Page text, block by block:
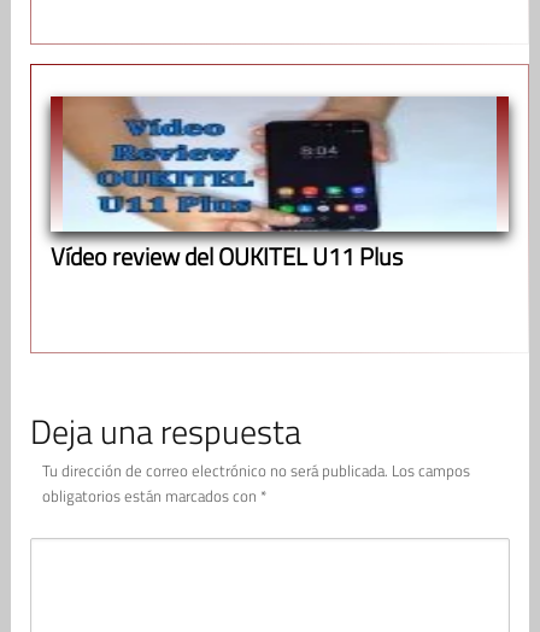
Vídeo review del OUKITEL U11 Plus
Deja una respuesta
Tu dirección de correo electrónico no será publicada. Los campos
obligatorios están marcados con *